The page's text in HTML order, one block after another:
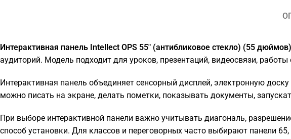
Интерактивная панель Intellect OPS 55" (антибликовое стекло) (55
аудиторий. Модель подходит для уроков, презентаций, видеосвязи,
Интерактивная панель объединяет сенсорный дисплей, электронную
можно писать на экране, делать пометки, показывать документы,
При выборе интерактивной панели важно учитывать диагональ,
способ установки. Для классов и переговорных часто выбирают панели